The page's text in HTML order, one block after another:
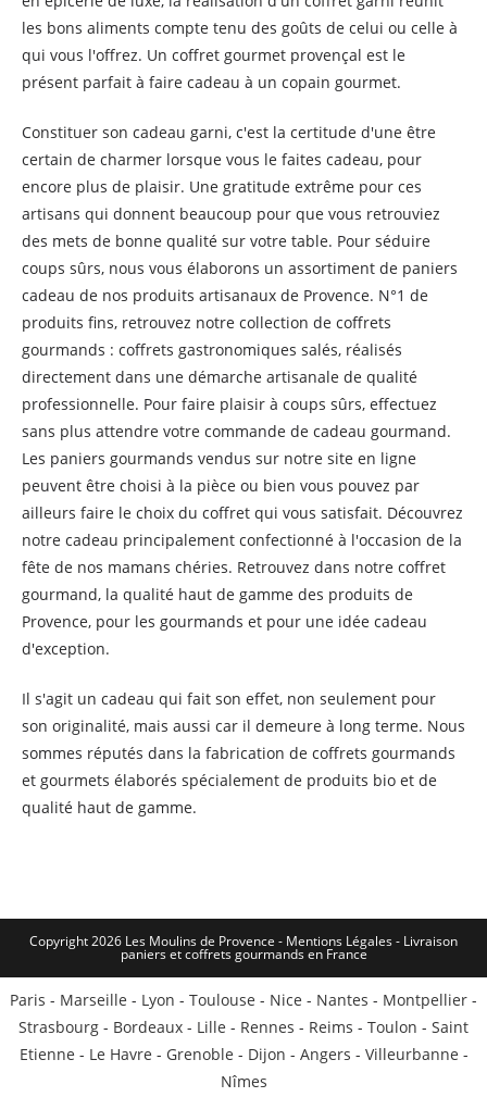
les bons aliments compte tenu des goûts de celui ou celle à
qui vous l'offrez. Un coffret gourmet provençal est le
présent parfait à faire cadeau à un copain gourmet.
Constituer son cadeau garni, c'est la certitude d'une être
certain de charmer lorsque vous le faites cadeau, pour
encore plus de plaisir. Une gratitude extrême pour ces
artisans qui donnent beaucoup pour que vous retrouviez
des mets de bonne qualité sur votre table. Pour séduire
coups sûrs, nous vous élaborons un assortiment de paniers
cadeau de nos produits artisanaux de Provence. N°1 de
produits fins, retrouvez notre collection de coffrets
gourmands : coffrets gastronomiques salés, réalisés
directement dans une démarche artisanale de qualité
professionnelle. Pour faire plaisir à coups sûrs, effectuez
sans plus attendre votre commande de cadeau gourmand.
Les paniers gourmands vendus sur notre site en ligne
peuvent être choisi à la pièce ou bien vous pouvez par
ailleurs faire le choix du coffret qui vous satisfait. Découvrez
notre cadeau principalement confectionné à l'occasion de la
fête de nos mamans chéries. Retrouvez dans notre coffret
gourmand, la qualité haut de gamme des produits de
Provence, pour les gourmands et pour une idée cadeau
d'exception.
Il s'agit un cadeau qui fait son effet, non seulement pour
son originalité, mais aussi car il demeure à long terme. Nous
sommes réputés dans la fabrication de coffrets gourmands
et gourmets élaborés spécialement de produits bio et de
qualité haut de gamme.
Copyright 2026 Les Moulins de Provence - Mentions Légales - Livraison
paniers et coffrets gourmands en France
Paris - Marseille - Lyon - Toulouse - Nice - Nantes - Montpellier -
Strasbourg - Bordeaux - Lille - Rennes - Reims - Toulon - Saint
Etienne - Le Havre - Grenoble - Dijon - Angers - Villeurbanne -
Nîmes